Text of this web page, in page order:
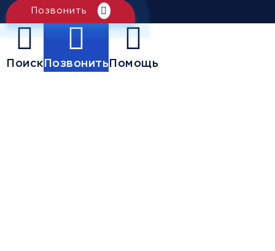
Позвонить
ПоискПозвонитьПомощь